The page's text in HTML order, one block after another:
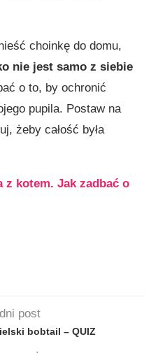
choinkę do domu,
nie jest samo z siebie
o to, by ochronić
pupila. Postaw na
żeby całość była
z kotem. Jak zadbać o
post
bobtail – QUIZ